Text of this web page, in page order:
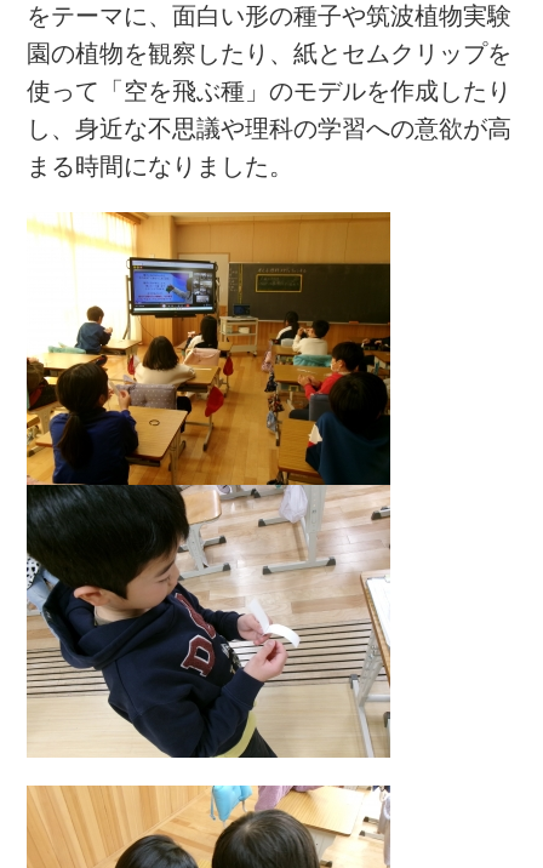
をテーマに、面白い形の種子や筑波植物実験
園の植物を観察したり、紙とセムクリップを
使って「空を飛ぶ種」のモデルを作成したり
し、身近な不思議や理科の学習への意欲が高
まる時間になりました。